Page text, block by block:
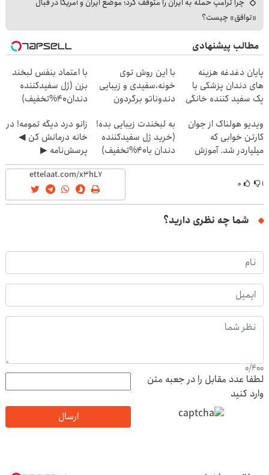
«توافق» چیست؟
مطالب پیشنهادی
پایان دغدغه هزینه
های دندان پزشکی با
پک سفید کننده خانگی
با این روش توی
خونه،سفیدی و زیبایی
دندوناتو برگردون
با اعتماد بنفس لبخند
بزن (ژل سفیدکننده
دندان40%تخفیف)
ویدیو هولناک از جوان
کارتن خوابی که
میلیاردر شد. آموزش
رایگان
به لبخندت زیبایی بده!
(خرید ژل سفیدکننده
دندان با40%تخفیف)
زانو درد دیگه تمومه! در
خانه درمانش کن ◀
پرسش‌نامه ▶
۱ ۰
شما چه نظری دارید؟
0/400
لطفا عدد مقابل را در جعبه متن
وارد کنید
ارسال